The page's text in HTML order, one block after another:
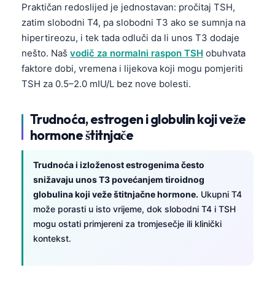
Praktičan redoslijed je jednostavan: pročitaj TSH,
zatim slobodni T4, pa slobodni T3 ako se sumnja na
hipertireozu, i tek tada odluči da li unos T3 dodaje
nešto. Naš vodič za normalni raspon TSH obuhvata
faktore dobi, vremena i lijekova koji mogu pomjeriti
TSH za 0.5–2.0 mIU/L bez nove bolesti.
Trudnoća, estrogen i globulin koji veže
hormone štitnjače
Trudnoća i izloženost estrogenima često
snižavaju unos T3 povećanjem tiroidnog
globulina koji veže štitnjačne hormone. Ukupni T4
može porasti u isto vrijeme, dok slobodni T4 i TSH
mogu ostati primjereni za tromjesečje ili klinički
kontekst.
Кыргызча
Татар теле
Беларуская мова
Esperanto
Ślōnskŏ gŏdka
Norsk bokmål